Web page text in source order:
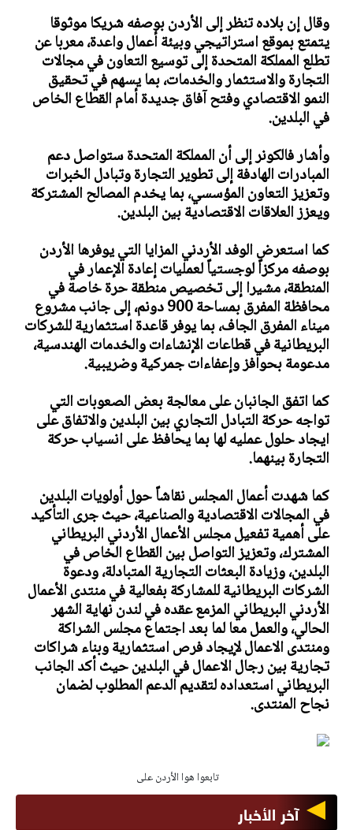
وقال إن بلاده تنظر إلى الأردن بوصفه شريكا موثوقا
يتمتع بموقع استراتيجي وبيئة أعمال واعدة، معربا عن
تطلع المملكة المتحدة إلى توسيع التعاون في مجالات
التجارة والاستثمار والخدمات، بما يسهم في تحقيق
النمو الاقتصادي وفتح آفاق جديدة أمام القطاع الخاص
في البلدين.
وأشار فالكونر إلى أن المملكة المتحدة ستواصل دعم
المبادرات الهادفة إلى تطوير التجارة وتبادل الخبرات
وتعزيز التعاون المؤسسي، بما يخدم المصالح المشتركة
ويعزز العلاقات الاقتصادية بين البلدين.
كما استعرض الوفد الأردني المزايا التي يوفرها الأردن
بوصفه مركزاً لوجستياً لعمليات إعادة الإعمار في
المنطقة، مشيرا إلى تخصيص منطقة حرة خاصة في
محافظة المفرق بمساحة 900 دونم، إلى جانب مشروع
ميناء المفرق الجاف، بما يوفر قاعدة استثمارية للشركات
البريطانية في قطاعات الإنشاءات والخدمات الهندسية،
مدعومة بحوافز وإعفاءات جمركية وضريبية.
كما اتفق الجانبان على معالجة بعض الصعوبات التي
تواجه حركة التبادل التجاري بين البلدين والاتفاق على
ايجاد حلول عمليه لها بما يحافظ على انسياب حركة
التجارة بينهما.
كما شهدت أعمال المجلس نقاشاً حول أولويات البلدين
في المجالات الاقتصادية والصناعية، حيث جرى التأكيد
على أهمية تفعيل مجلس الأعمال الأردني البريطاني
المشترك، وتعزيز التواصل بين القطاع الخاص في
البلدين، وزيادة البعثات التجارية المتبادلة، ودعوة
الشركات البريطانية للمشاركة بفعالية في منتدى الأعمال
الأردني البريطاني المزمع عقده في لندن نهاية الشهر
الحالي، والعمل معا لما بعد اجتماع مجلس الشراكة
ومنتدى الاعمال لإيجاد فرص استثمارية وبناء شراكات
تجارية بين رجال الاعمال في البلدين حيث أكد الجانب
البريطاني استعداده لتقديم الدعم المطلوب لضمان
نجاح المنتدى.
تابعوا هوا الأردن على
آخر الأخبار